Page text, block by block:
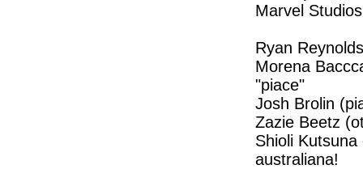
Marvel
Ryan
Morena
"piace"
Josh Brolin
Zazie Beetz
Shioli
australiana!